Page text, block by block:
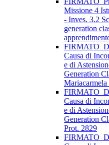
Missione 4
- Inves. 3.2
generation
Causa di
e di
Generation
Causa di
e di
Generation
Prot. 2829